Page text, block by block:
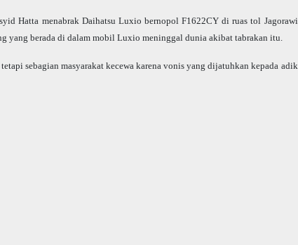
Hatta menabrak Daihatsu Luxio bernopol F1622CY di ruas tol Jagorawi
yang berada di dalam mobil Luxio meninggal dunia akibat tabrakan itu.
sebagian masyarakat kecewa karena vonis yang dijatuhkan kepada adik